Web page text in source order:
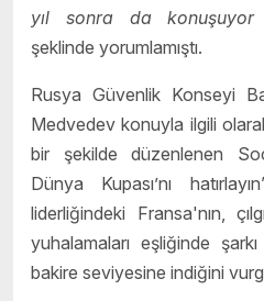
yıl sonra da konuşuyor
şeklinde yorumlamıştı.
Rusya Güvenlik Konseyi
Medvedev konuyla ilgili
bir şekilde düzenlenen
Dünya Kupası’nı
liderliğindeki Fransa'nın,
yuhalamaları eşliğinde
bakire seviyesine indiğini